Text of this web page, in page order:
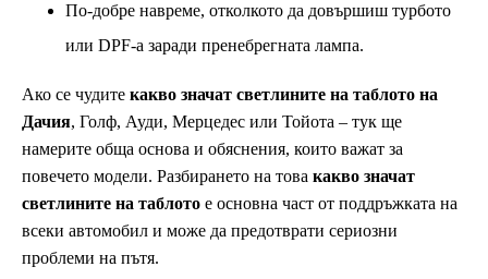
По-добре навреме, отколкото да довършиш турбото
или DPF-а заради пренебрегната лампа.
Ако се чудите какво значат светлините на таблото на
Дачия, Голф, Ауди, Мерцедес или Тойота – тук ще
намерите обща основа и обяснения, които важат за
повечето модели. Разбирането на това какво значат
светлините на таблото е основна част от поддръжката на
всеки автомобил и може да предотврати сериозни
проблеми на пътя.